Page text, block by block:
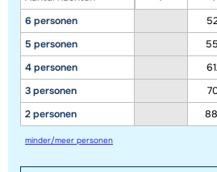
6 personen
5 personen
4 personen
3 personen
2 personen
minder/meer personen